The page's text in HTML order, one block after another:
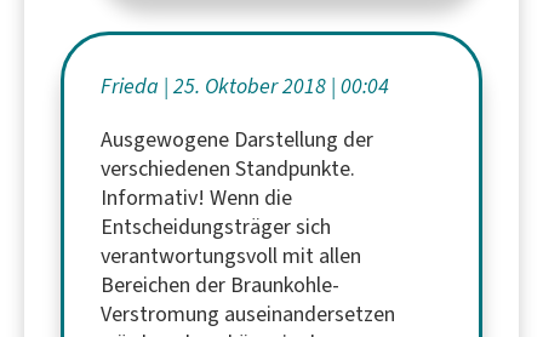
Frieda 25. Oktober 2018 00:04
Ausgewogene Darstellung der
verschiedenen Standpunkte.
Informativ! Wenn die
Entscheidungsträger sich
verantwortungsvoll mit allen
Bereichen der Braunkohle-
Verstromung auseinandersetzen